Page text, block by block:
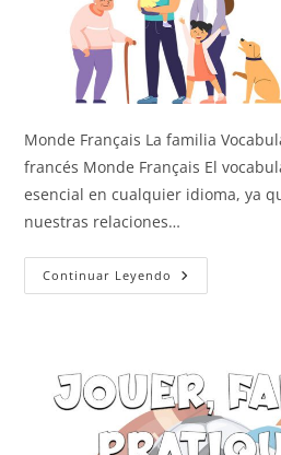
Monde Français La familia
francés Monde Français El
esencial en cualquier idioma, ya
nuestras relaciones…
Continuar Leyendo La
Familia